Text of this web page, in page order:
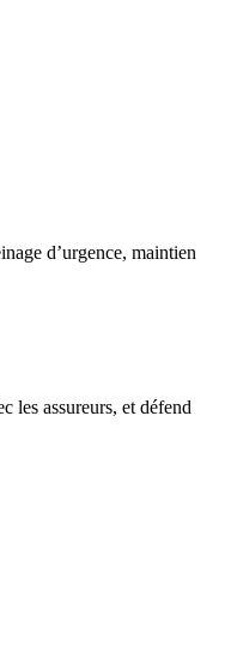
d’urgence, maintien
les assureurs, et défend